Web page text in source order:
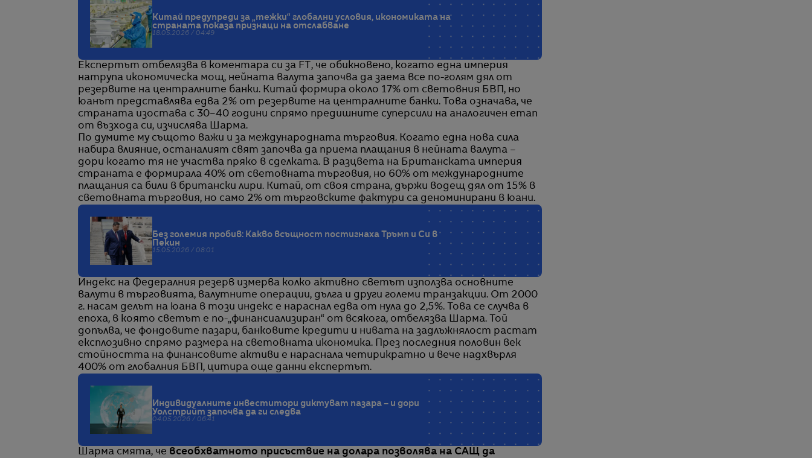
Китай предупреди за „тежки“ глобални условия, икономиката на
страната показа признаци на отслабване
18.05.2026 / 04:49
Експертът отбелязва в коментара си за FT, че обикновено, когато една империя
натрупа икономическа мощ, нейната валута започва да заема все по-голям дял от
резервите на централните банки. Китай формира около 17% от световния БВП, но
юанът представлява едва 2% от резервите на централните банки. Това означава, че
страната изостава с 30–40 години спрямо предишните суперсили на аналогичен етап
от възхода си, изчислява Шарма.
По думите му същото важи и за международната търговия. Когато една нова сила
набира влияние, останалият свят започва да приема плащания в нейната валута –
дори когато тя не участва пряко в сделката. В разцвета на Британската империя
страната е формирала 40% от световната търговия, но 60% от международните
плащания са били в британски лири. Китай, от своя страна, държи водещ дял от 15% в
световната търговия, но само 2% от търговските фактури са деноминирани в юани.
Без големия пробив: Какво всъщност постигнаха Тръмп и Си в
Пекин
15.05.2026 / 08:01
Индекс на Федералния резерв измерва колко активно светът използва основните
валути в търговията, валутните операции, дълга и други големи транзакции. От 2000
г. насам делът на юана в този индекс е нараснал едва от нула до 2,5%. Това се случва в
епоха, в която светът е по-„финансиализиран“ от всякога, отбелязва Шарма. Той
допълва, че фондовите пазари, банковите кредити и нивата на задлъжнялост растат
експлозивно спрямо размера на световната икономика. През последния половин век
стойността на финансовите активи е нараснала четирикратно и вече надхвърля
400% от глобалния БВП, цитира още данни експертът.
Индивидуалните инвеститори диктуват пазара – и дори
Уолстрийт започва да ги следва
04.05.2026 / 06:41
Шарма смята, че всеобхватното присъствие на долара позволява на САЩ да